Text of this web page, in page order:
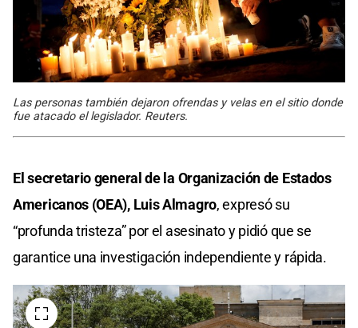
Las personas también dejaron ofrendas y velas en el sitio donde
fue atacado el legislador. Reuters.
El secretario general de la Organización de Estados
Americanos (OEA), Luis Almagro, expresó su
“profunda tristeza” por el asesinato y pidió que se
garantice una investigación independiente y rápida.